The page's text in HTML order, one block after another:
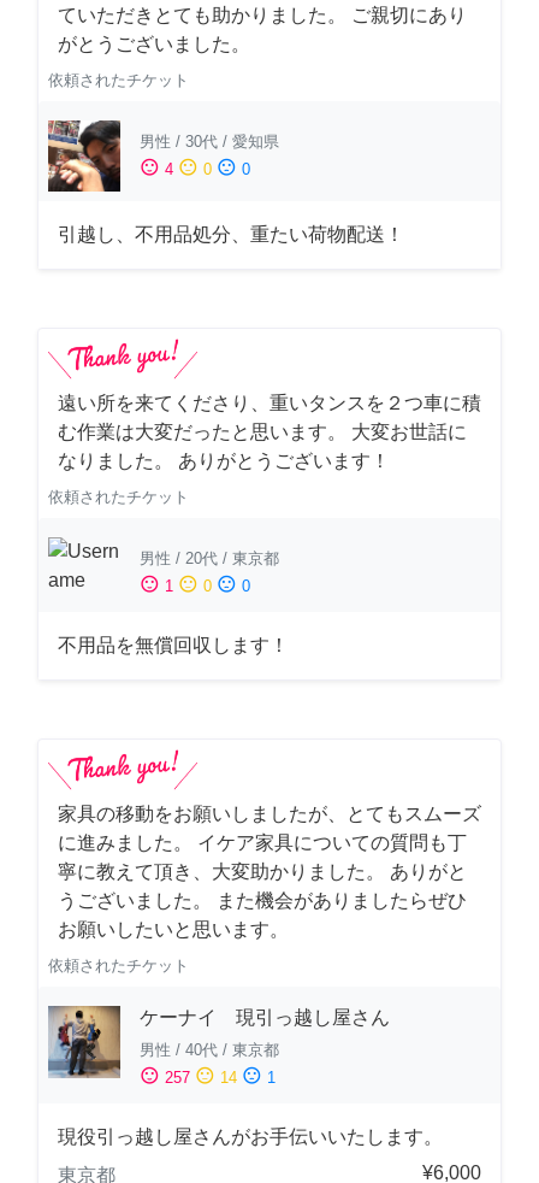
ていただきとても助かりました。 ご親切にあり
がとうございました。
依頼されたチケット
男性 / 30代 / 愛知県
sentiment_satisfied 4 sentiment_neutral 0 sentiment_dissatisfied 0
引越し、不用品処分、重たい荷物配送！
遠い所を来てくださり、重いタンスを２つ車に積
む作業は大変だったと思います。 大変お世話に
なりました。 ありがとうございます！
依頼されたチケット
男性 / 20代 / 東京都
sentiment_satisfied 1 sentiment_neutral 0 sentiment_dissatisfied 0
不用品を無償回収します！
家具の移動をお願いしましたが、とてもスムーズ
に進みました。 イケア家具についての質問も丁
寧に教えて頂き、大変助かりました。 ありがと
うございました。 また機会がありましたらぜひ
お願いしたいと思います。
依頼されたチケット
ケーナイ 現引っ越し屋さん
男性 / 40代 / 東京都
sentiment_satisfied 257 sentiment_neutral 14 sentiment_dissatisfied 1
現役引っ越し屋さんがお手伝いいたします。
東京都
¥6,000